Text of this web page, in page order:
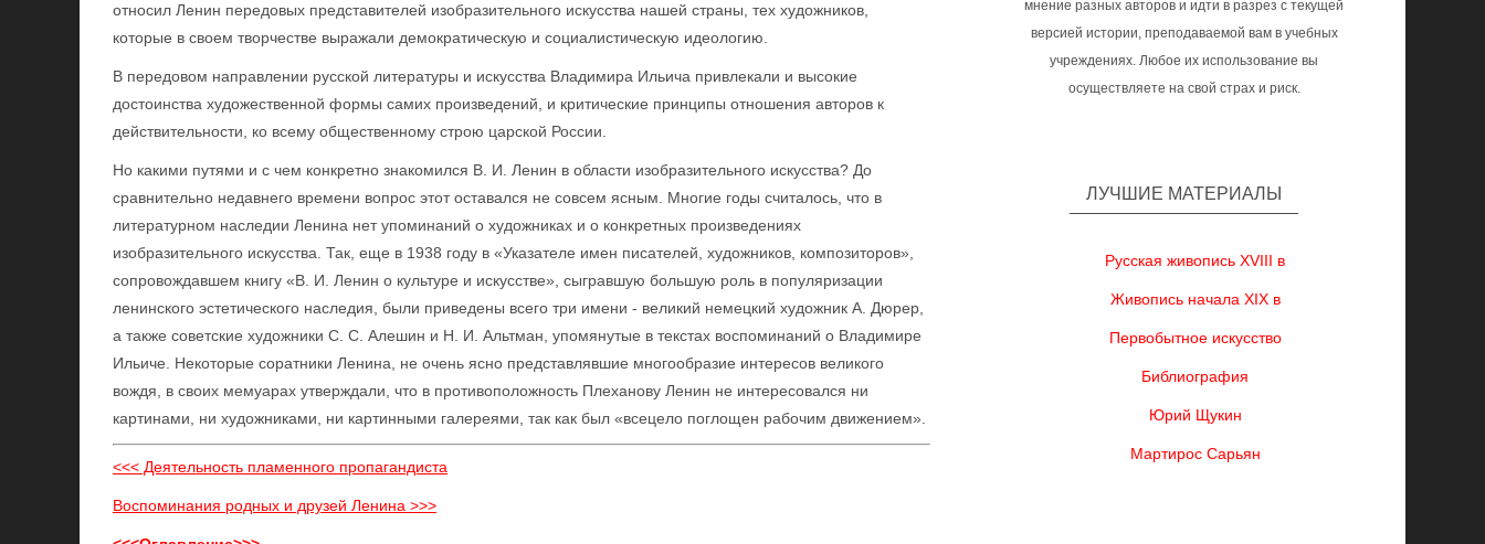
относил Ленин передовых представителей изобразительного искусства нашей страны, тех художников,
которые в своем творчестве выражали демократическую и социалистическую идеологию.
В передовом направлении русской литературы и искусства Владимира Ильича привлекали и высокие
достоинства художественной формы самих произведений, и критические принципы отношения авторов к
действительности, ко всему общественному строю царской России.
Но какими путями и с чем конкретно знакомился В. И. Ленин в области изобразительного искусства? До
сравнительно недавнего времени вопрос этот оставался не совсем ясным. Многие годы считалось, что в
литературном наследии Ленина нет упоминаний о художниках и о конкретных произведениях
изобразительного искусства. Так, еще в 1938 году в «Указателе имен писателей, художников, композиторов»,
сопровождавшем книгу «В. И. Ленин о культуре и искусстве», сыгравшую большую роль в популяризации
ленинского эстетического наследия, были приведены всего три имени - великий немецкий художник А. Дюpep,
а также советские художники С. С. Алешин и Н. И. Альтман, упомянутые в текстах воспоминаний о Владимире
Ильиче. Некоторые соратники Ленина, не очень ясно представлявшие многообразие интересов великого
вождя, в своих мемуарах утверждали, что в противоположность Плеханову Ленин не интересовался ни
картинами, ни художниками, ни картинными галереями, так как был «всецело поглощен рабочим движением».
<<< Деятельность пламенного пропагандиста
Воспоминания родных и друзей Ленина >>>
мнение разных авторов и идти в разрез с текущей
версией истории, преподаваемой вам в учебных
учреждениях. Любое их использование вы
осуществляете на свой страх и риск.
ЛУЧШИЕ МАТЕРИАЛЫ
Русская живопись XVIII в
Живопись начала XIX в
Первобытное искусство
Библиография
Юрий Щукин
Мартирос Сарьян